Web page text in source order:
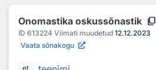
Onomastika oskussõnastik content_copy
ID 613224 Viimati muudetud 12.12.2023
Vaata sõnakogu
et